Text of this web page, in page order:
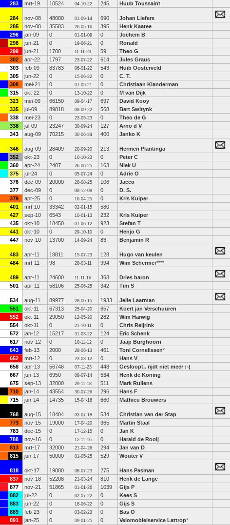
283 mrt-19 10524 04-10-22 245 Huub Toussaint
284 nov-08 48000 01-09-14 690 Johan Liefers
285 nov-08 35583 26-05-16 395 Henk Kaatee
296 jan-09 0 01-01-09 0 Jochem B
298 jun-21 0 19-06-21 0 Ronald
299 jun-21 1700 11-11-23 59 Theo G
302 apr-22 1797 23-07-22 614 Jules Graus
303 feb-09 83783 06-01-22 543 Huib Oosterveld
305 jun-22 0 15-06-22 0 C. T.
308 mei-21 0 07-05-21 0 Christiaan Klanderman
315 okt-22 0 13-10-22 0 M van Dijk
323 mei-09 66150 09-04-17 697 David Kooy
335 jul-09 89818 08-09-22 568 Bart Switynk
338 mei-23 0 23-05-23 0 Theo de G
338 jul-09 23247 30-09-24 127 Arno d V
343 aug-09 70215 30-06-24 400 Janko K
346 aug-09 28409 20-09-20 213 Hermen Plantinga
352 okt-23 0 10-10-23 0 Peter C
360 apr-24 2407 26-06-25 163 Niek U
375 jul-24 0 05-07-24 0 Adrie O
376 dec-09 20000 28-08-25 106 Jacco
377 dec-09 0 08-12-09 0 D. S.
379 apr-25 0 16-04-25 0 Kris Kuiper
401 mrt-10 33342 02-01-15 580
427 sep-10 6543 10-01-13 232 Kris Kuiper
435 okt-10 18450 07-06-12 923 Stefan T
441 okt-10 0 29-10-10 0 Henjo G
447 nov-10 13700 14-09-24 83 Benjamin R
483 apr-11 18811 15-07-23 128 Hugo van keulen
484 mrt-11 98 28-03-11 994 Wim Schermer****
489 apr-11 24600 11-11-16 368 Dries baron
501 apr-11 58106 25-06-25 342 Tim S
534 aug-11 89977 28-06-15 1933 Jelle Laarman
551 okt-11 67313 25-04-20 657 Koert jan Verschuuren
552 okt-11 29050 12-05-20 282 Wim Harwig
554 okt-11 0 21-10-11 0 Chris Reijrink
572 jan-12 15217 31-03-22 124 Eric Schenk
617 nov-12 0 10-11-12 0 Jaap Burghoorn
643 feb-13 2000 28-06-13 461 Toni Cornelissen*
652 mrt-12 0 23-03-12 0 Hans V
658 apr-13 56748 07-11-23 448 Gesloopt.. rijdt niet meer :-(
667 jun-13 6950 08-07-14 534 Henk de Koning
675 sep-13 32000 29-11-18 511 Mark Rullens
710 jan-14 43554 30-07-26 296 Hans F
715 jun-14 14735 15-04-16 660 Mathieu Brouwers
768 aug-15 18404 03-07-18 534 Christian van der Stap
773 nov-15 19000 17-04-20 365 Martin Staal
783 dec-15 0 17-12-15 0 Jan K
788 nov-16 0 12-11-16 0 Harald de Rooij
813 mrt-17 32000 21-04-26 294 Jan van D
815 jun-17 50000 01-05-25 529 Wouter V
818 okt-17 19000 08-07-23 275 Hans Pasman
837 nov-18 52208 21-03-24 810 Henk de Lange
877 nov-21 51865 01-01-26 1039 Gijs P
882 jul-22 0 02-07-22 0 Kees S
883 jun-22 0 18-06-22 0 Gijs S
889 feb-23 0 03-02-23 0 Bas O
891 jan-25 0 09-01-25 0 Velomobielservice Lattrop*